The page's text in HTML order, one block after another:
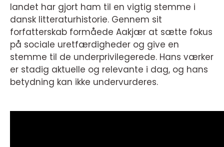
landet har gjort ham til en vigtig stemme i
dansk litteraturhistorie. Gennem sit
forfatterskab formåede Aakjær at sætte fokus
på sociale uretfærdigheder og give en
stemme til de underprivilegerede. Hans værker
er stadig aktuelle og relevante i dag, og hans
betydning kan ikke undervurderes.